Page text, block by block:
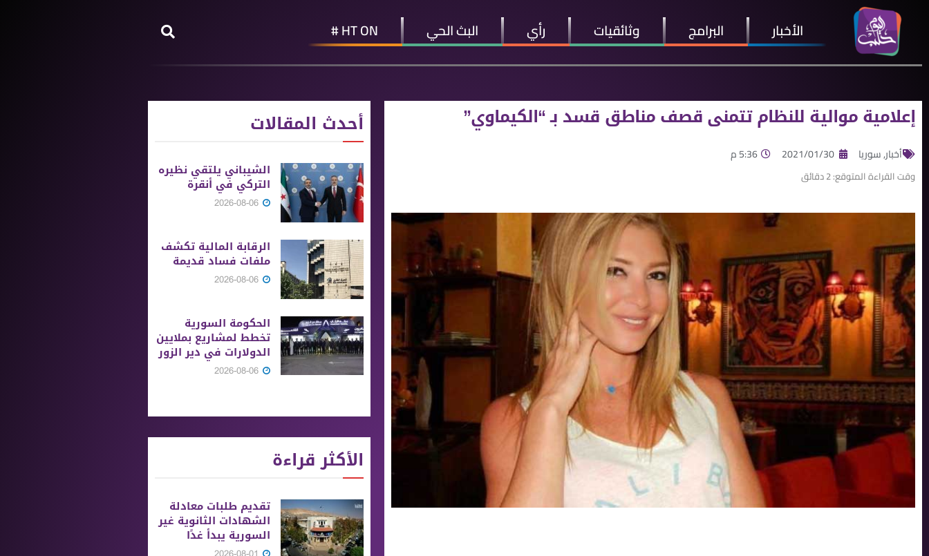
الأخبار البرامج وثائقيات رأي البث الحي HT ON #
إعلامية موالية للنظام تتمنى قصف مناطق قسد بـ “الكيماوي”
أخبار,سوريا 2021/01/30 5:36 م
وقت القراءة المتوقع:2دقائق
أحدث المقالات
الشيباني يلتقي نظيره
التركي في أنقرة
الرقابة المالية تكشف
ملفات فساد قديمة
الحكومة السورية
تخطط لمشاريع بملايين
الدولارات في دير الزور
الأكثر قراءة
تقديم طلبات معادلة
الشهادات الثانوية ‏غير
السورية يبدأ غدًا